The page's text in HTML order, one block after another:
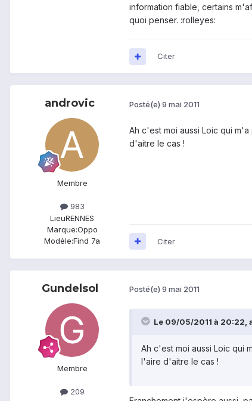
information fiable, certains
quoi penser. :rolleyes:
Citer
androvic
Membre
983
LieuRENNES
Marque:Oppo
Modèle:Find 7a
Posté(e) 9 mai 2011
Ah c'est moi aussi Loic qui
d'aitre le cas !
Citer
Gundelsol
Membre
209
Posté(e) 9 mai 2011
Le 09/05/2011 à 20:22,
Ah c'est moi aussi Loic qui
l'aire d'aitre le cas !